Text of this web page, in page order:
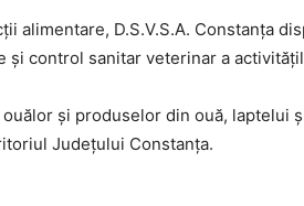
alimentare, D.S.V.S.A. Constanța
și control sanitar veterinar a
și produselor din ouă, laptelui
Județului Constanța.